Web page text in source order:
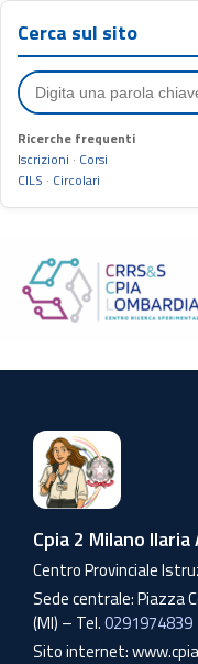
Cerca sul sito
Ricerche frequenti
Iscrizioni · Corsi
CILS · Circolari
Cpia 2 Milano Ilaria
Centro Provinciale
Sede centrale: Piazza
(MI) – Tel.0291974839
Sito internet: